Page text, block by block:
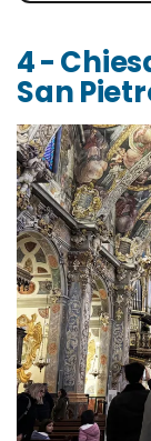
4 -
San